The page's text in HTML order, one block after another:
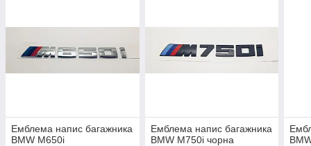
Емблема напис багажника
BMW M650i
Емблема напис багажника
BMW M750i чорна